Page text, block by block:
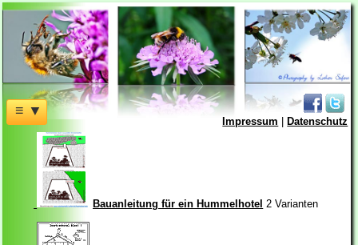
Impressum Datenschutz
≡ ▼
Bauanleitung für ein Hummelhotel 2 Varianten